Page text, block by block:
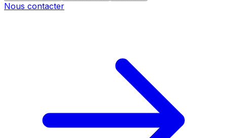
Nous contacter